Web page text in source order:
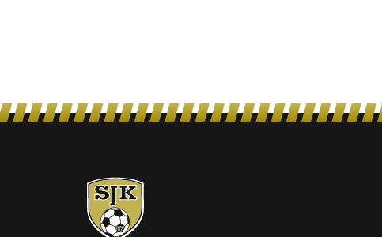
a
SJK-
juniorit